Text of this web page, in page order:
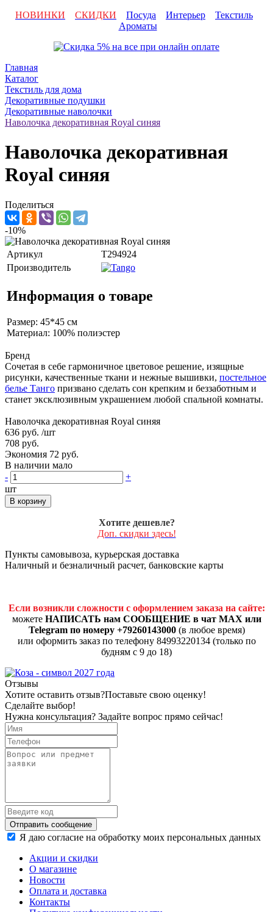
НОВИНКИ
СКИДКИ Посуда Интерьер
Текстиль
Ароматы
Главная
Каталог
Текстиль для дома
Декоративные подушки
Декоративные наволочки
Наволочка декоративная Royal синяя
Наволочка декоративная
Royal синяя
Поделиться
-10%
Артикул
T294924
Производитель
Информация о товаре
Размер: 45*45 см
Материал: 100% полиэстер
Бренд
Сочетая в себе гармоничное цветовое решение, изящные
рисунки, качественные ткани и нежные вышивки, постельное
белье Танго призвано сделать сон крепким и беззаботным и
станет эксклюзивным украшением любой спальной комнаты.
Наволочка декоративная Royal синяя
636 руб. /шт
708 руб.
Экономия 72 руб.
В наличии мало
-
+
шт
В корзину
Хотите дешевле?
Доп. скидки здесь!
Пункты самовывоза, курьерская доставка
Наличный и безналичный расчет, банковские карты
Если возникли сложности с оформлением заказа на сайте:
можете НАПИСАТЬ нам СООБЩЕНИЕ в чат MAX или
Telegram по номеру +79260143000(в любое время)
или оформить заказ по телефону 84993220134 (только по
будням с 9 до 18)
Отзывы
Хотите оставить отзыв?Поставьте свою оценку!
Сделайте выбор!
Нужна консультация? Задайте вопрос прямо сейчас!
Отправить сообщение
Я даю согласие на обработку моих персональных данных
Акции и скидки
О магазине
Новости
Оплата и доставка
Контакты